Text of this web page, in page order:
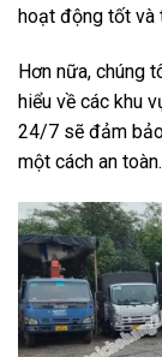
hoạt động tốt và
Hơn nữa, chúng
hiểu về các khu
24/7 sẽ đảm
một cách an toàn.